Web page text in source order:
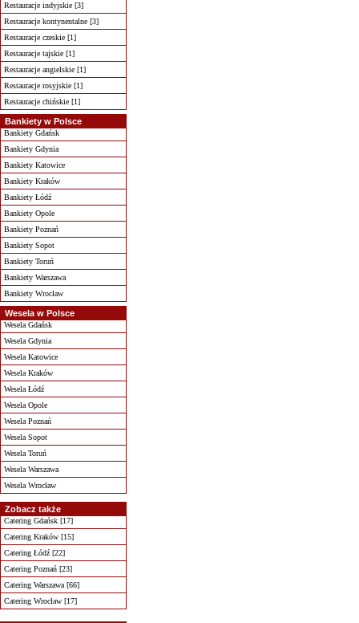
Restauracje indyjskie [3]
Restauracje kontynentalne [3]
Restauracje czeskie [1]
Restauracje tajskie [1]
Restauracje angielskie [1]
Restauracje rosyjskie [1]
Restauracje chińskie [1]
Bankiety w Polsce
Bankiety Gdańsk
Bankiety Gdynia
Bankiety Katowice
Bankiety Kraków
Bankiety Łódź
Bankiety Opole
Bankiety Poznań
Bankiety Sopot
Bankiety Toruń
Bankiety Warszawa
Bankiety Wrocław
Wesela w Polsce
Wesela Gdańsk
Wesela Gdynia
Wesela Katowice
Wesela Kraków
Wesela Łódź
Wesela Opole
Wesela Poznań
Wesela Sopot
Wesela Toruń
Wesela Warszawa
Wesela Wrocław
Zobacz także
Catering Gdańsk [17]
Catering Kraków [15]
Catering Łódź [22]
Catering Poznań [23]
Catering Warszawa [66]
Catering Wrocław [17]